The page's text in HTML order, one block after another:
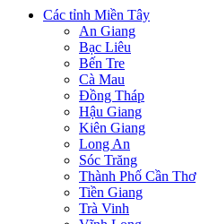
Các tỉnh Miền Tây
An Giang
Bạc Liêu
Bến Tre
Cà Mau
Đồng Tháp
Hậu Giang
Kiên Giang
Long An
Sóc Trăng
Thành Phố Cần Thơ
Tiền Giang
Trà Vinh